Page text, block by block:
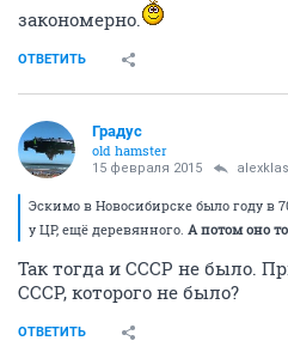
закономерно.
ОТВЕТИТЬ
Градус
old hamster
15 февраля 2015
Эскимо в Новосибирске было году в
у ЦР, ещё деревянного. А потом оно
Так тогда и СССР не было.
СССР, которого не было?
ОТВЕТИТЬ